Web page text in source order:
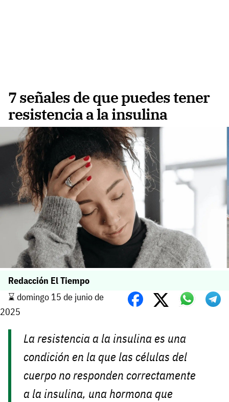
7 señales de que puedes tener
resistencia a la insulina
Redacción El Tiempo
⌛️ domingo 15 de junio de
2025
La resistencia a la insulina es una
condición en la que las células del
cuerpo no responden correctamente
a la insulina, una hormona que